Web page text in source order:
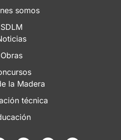
somos
SDLM
Obras
la Madera
técnica